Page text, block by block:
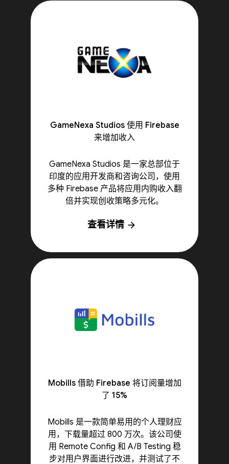
GameNexa Studios 使用 Firebase
来增加收入
GameNexa Studios 是一家总部位于
印度的应用开发商和咨询公司，使用
多种 Firebase 产品将应用内购收入翻
倍并实现创收策略多元化。
查看详情 arrow_forward
Mobills 借助 Firebase 将订阅量增加
了 15%
Mobills 是一款简单易用的个人理财应
用，下载量超过 800 万次。该公司使
用 Remote Config 和 A/B Testing 稳
步对用户界面进行改进，并测试了不